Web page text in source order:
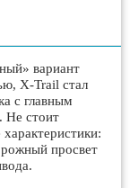
вариант
X-Trail стал
с главным
Не стоит
просвет